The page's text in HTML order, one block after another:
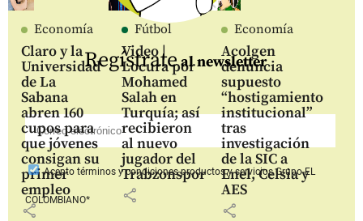
Economía
Claro y la
Universidad
de La
Sabana
abren 160
cupos para
que jóvenes
consigan su
primer
empleo
share
Fútbol
Video |
Locura por
Mohamed
Salah en
Turquía; así
recibieron
al nuevo
jugador del
Trabzonspor
share
Economía
Acolgen
denuncia
supuesto
“hostigamiento
institucional”
tras
investigación
de la SIC a
Enel, Celsia y
AES
share
Regístrateal newsletter
Aceptotérminos y condiciones productos y serviciosGrupo EL
COLOMBIANO*